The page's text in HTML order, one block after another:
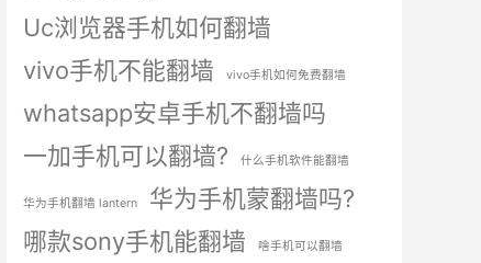
Uc浏览器手机如何翻墙
vivo手机不能翻墙
vivo手机如何免费翻墙
whatsapp安卓手机不翻墙吗
一加手机可以翻墙?
什么手机软件能翻墙
华为手机翻墙 lantern
华为手机蒙翻墙吗?
哪款sony手机能翻墙
啥手机可以翻墙